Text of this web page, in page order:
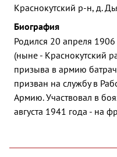
Краснокутский р-н, д.
Биография
Родился 20 апреля
(ныне - Краснокутский
призыва в армию
призван на службу в
Армию. Участвовал в
августа 1941 года - на